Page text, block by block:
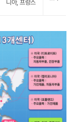
니아, 프랑스